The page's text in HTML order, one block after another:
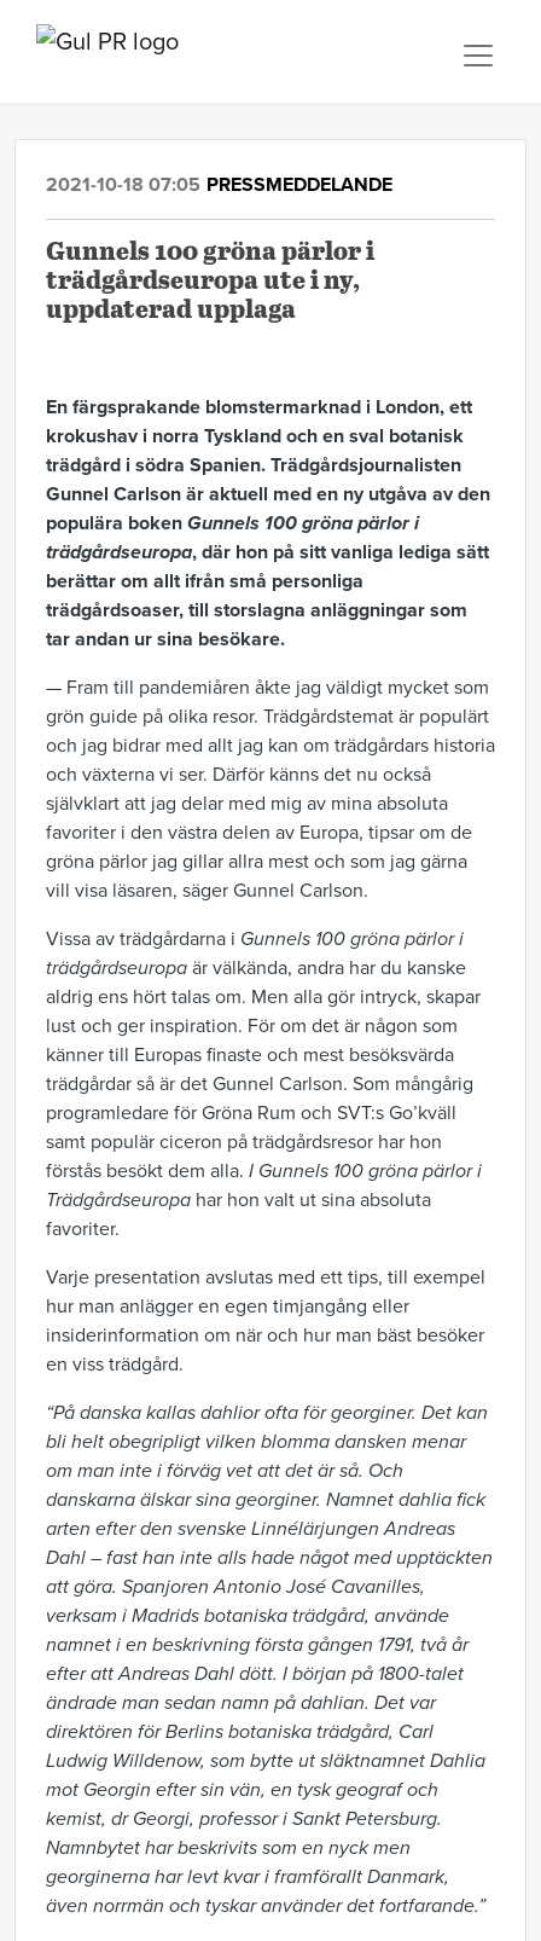
2021-10-18 07:05 PRESSMEDDELANDE
Gunnels 100 gröna pärlor i
trädgårdseuropa ute i ny,
uppdaterad upplaga
En färgsprakande blomstermarknad i London, ett
krokushav i norra Tyskland och en sval botanisk
trädgård i södra Spanien. Trädgårdsjournalisten
Gunnel Carlson är aktuell med en ny utgåva av den
populära boken Gunnels 100 gröna pärlor i
trädgårdseuropa, där hon på sitt vanliga lediga sätt
berättar om allt ifrån små personliga
trädgårdsoaser, till storslagna anläggningar som
tar andan ur sina besökare.
— Fram till pandemiåren åkte jag väldigt mycket som
grön guide på olika resor. Trädgårdstemat är populärt
och jag bidrar med allt jag kan om trädgårdars historia
och växterna vi ser. Därför känns det nu också
självklart att jag delar med mig av mina absoluta
favoriter i den västra delen av Europa, tipsar om de
gröna pärlor jag gillar allra mest och som jag gärna
vill visa läsaren, säger Gunnel Carlson.
Vissa av trädgårdarna i Gunnels 100 gröna pärlor i
trädgårdseuropa är välkända, andra har du kanske
aldrig ens hört talas om. Men alla gör intryck, skapar
lust och ger inspiration. För om det är någon som
känner till Europas finaste och mest besöksvärda
trädgårdar så är det Gunnel Carlson. Som mångårig
programledare för Gröna Rum och SVT:s Go’kväll
samt populär ciceron på trädgårdsresor har hon
förstås besökt dem alla. I Gunnels 100 gröna pärlor i
Trädgårdseuropa har hon valt ut sina absoluta
favoriter.
Varje presentation avslutas med ett tips, till exempel
hur man anlägger en egen timjangång eller
insiderinformation om när och hur man bäst besöker
en viss trädgård.
“På danska kallas dahlior ofta för georginer. Det kan
bli helt obegripligt vilken blomma dansken menar
om man inte i förväg vet att det är så. Och
danskarna älskar sina georginer. Namnet dahlia fick
arten efter den svenske Linnélärjungen Andreas
Dahl – fast han inte alls hade något med upptäckten
att göra. Spanjoren Antonio José Cavanilles,
verksam i Madrids botaniska trädgård, använde
namnet i en beskrivning första gången 1791, två år
efter att Andreas Dahl dött. I början på 1800-talet
ändrade man sedan namn på dahlian. Det var
direktören för Berlins botaniska trädgård, Carl
Ludwig Willdenow, som bytte ut släktnamnet Dahlia
mot Georgin efter sin vän, en tysk geograf och
kemist, dr Georgi, professor i Sankt Petersburg.
Namnbytet har beskrivits som en nyck men
georginerna har levt kvar i framförallt Danmark,
även norrmän och tyskar använder det fortfarande.”